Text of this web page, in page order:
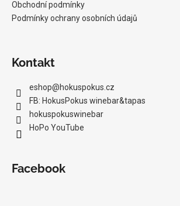
Obchodní podmínky
Podmínky ochrany osobních údajů
Kontakt
eshop@hokuspokus.cz
FB: HokusPokus winebar&tapas
hokuspokuswinebar
HoPo YouTube
Facebook